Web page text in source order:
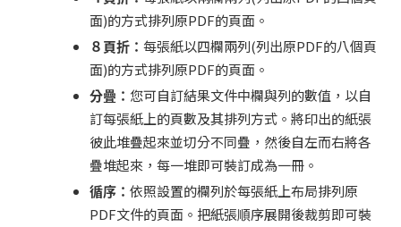
面)的方式排列原PDF的頁面。
８頁折： 每張紙以四欄兩列(列出原PDF的八個頁
面)的方式排列原PDF的頁面。
分疊： 您可自訂結果文件中欄與列的數值，以自
訂每張紙上的頁數及其排列方式。將印出的紙張
彼此堆疊起來並切分不同疊，然後自左而右將各
疊堆起來，每一堆即可裝訂成為一冊。
循序： 依照設置的欄列於每張紙上布局排列原
PDF文件的頁面。把紙張順序展開後裁剪即可裝